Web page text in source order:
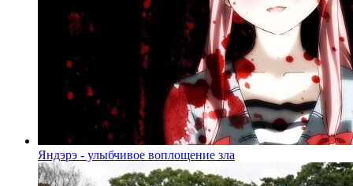
Яндэрэ - улыбчивое воплощение зла